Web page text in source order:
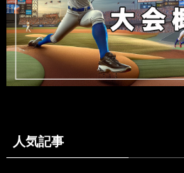
人気記事